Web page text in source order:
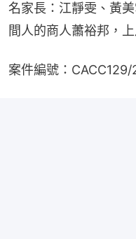
名家長：江靜雯、黃
間人的商人蕭裕邦，
案件編號：